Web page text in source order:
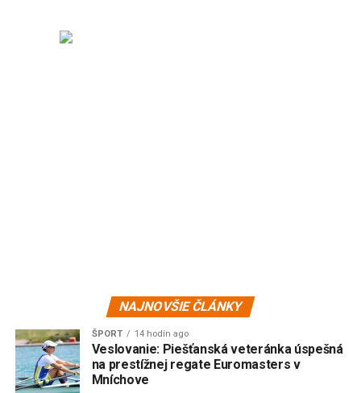
NAJNOVŠIE ČLÁNKY
ŠPORT 14 hodín ago
Veslovanie: Piešťanská veteránka úspešná
na prestížnej regate Euromasters v
Mníchove